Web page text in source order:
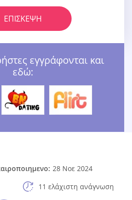
ΕΠΊΣΚΕΨΗ
εγγράφονται και
εδώ:
28 Νοε 2024
11 ελάχιστη ανάγνωση